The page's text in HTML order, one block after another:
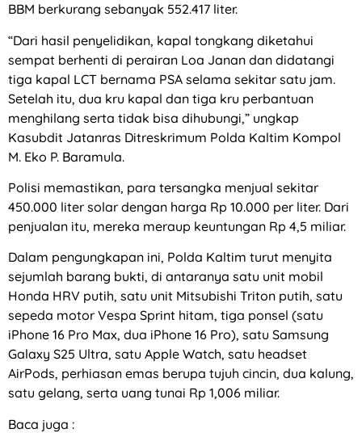
BBM berkurang sebanyak 552.417 liter.
“Dari hasil penyelidikan, kapal tongkang diketahui
sempat berhenti di perairan Loa Janan dan didatangi
tiga kapal LCT bernama PSA selama sekitar satu jam.
Setelah itu, dua kru kapal dan tiga kru perbantuan
menghilang serta tidak bisa dihubungi,” ungkap
Kasubdit Jatanras Ditreskrimum Polda Kaltim Kompol
M. Eko P. Baramula.
Polisi memastikan, para tersangka menjual sekitar
450.000 liter solar dengan harga Rp 10.000 per liter. Dari
penjualan itu, mereka meraup keuntungan Rp 4,5 miliar.
Dalam pengungkapan ini, Polda Kaltim turut menyita
sejumlah barang bukti, di antaranya satu unit mobil
Honda HRV putih, satu unit Mitsubishi Triton putih, satu
sepeda motor Vespa Sprint hitam, tiga ponsel (satu
iPhone 16 Pro Max, dua iPhone 16 Pro), satu Samsung
Galaxy S25 Ultra, satu Apple Watch, satu headset
AirPods, perhiasan emas berupa tujuh cincin, dua kalung,
satu gelang, serta uang tunai Rp 1,006 miliar.
Baca juga :